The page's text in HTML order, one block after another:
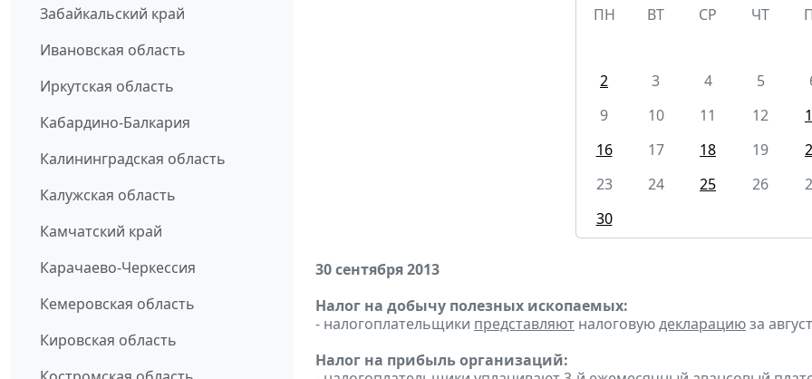
Забайкальский край
Ивановская область
Иркутская область
Кабардино-Балкария
Калининградская область
Калужская область
Камчатский край
Карачаево-Черкессия
Кемеровская область
Кировская область
ПН
ВТ СР ЧТ
2 3 4 5
9
10 11 12
16
17 18 19
23
24 25 26
30
30 сентября 2013
Налог на добычу полезных ископаемых:
- налогоплательщики представляют налоговуюдекларациюза
Налог на прибыль организаций: